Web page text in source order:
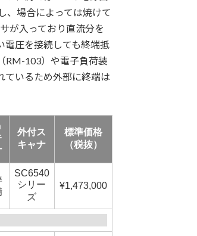
、場合によっては焼けて
が入っており直流分を
電圧を接続しても終端抵
RM-103）や電子負荷装
ているため外部に終端は
外付ス
キャナ
標準価格
（税抜）
SC6540
シリー
ズ
¥1,473,000